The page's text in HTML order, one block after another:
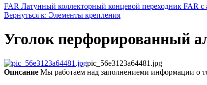
FAR Латунный коллекторный концевой переходник FAR
Вернуться к: Элементы крепления
Уголок перфорированный
pic_56e3123a64481.jpg
Описание Мы работаем над заполнениеми информации о